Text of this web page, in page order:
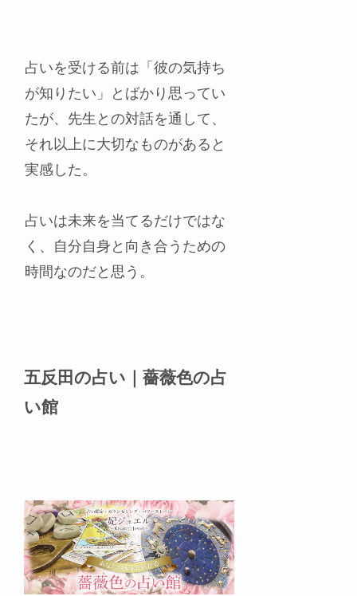
占いを受ける前は「彼の気持ち
が知りたい」とばかり思ってい
たが、先生との対話を通して、
それ以上に大切なものがあると
実感した。
占いは未来を当てるだけではな
く、自分自身と向き合うための
時間なのだと思う。
五反田の占い｜薔薇色の占
い館